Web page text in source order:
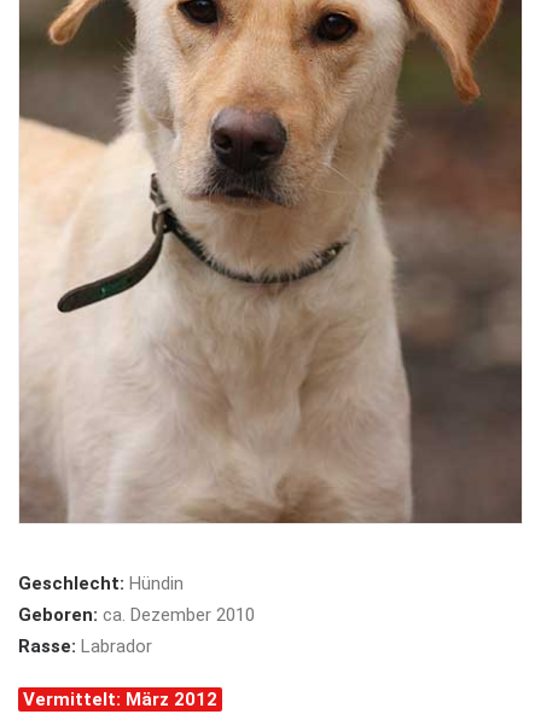
Geschlecht: Hündin
Geboren: ca. Dezember 2010
Rasse: Labrador
Vermittelt: März 2012